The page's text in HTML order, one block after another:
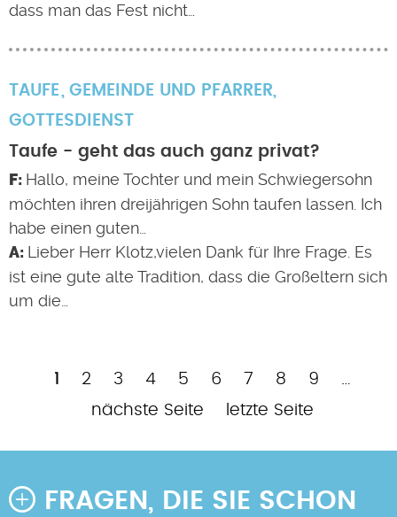
dass man das Fest nicht…
TAUFE GEMEINDE UND PFARRER,
GOTTESDIENST
Taufe - geht das auch ganz privat?
Hallo, meine Tochter und mein Schwiegersohn
möchten ihren dreijährigen Sohn taufen lassen. Ich
habe einen guten…
Lieber Herr Klotz,vielen Dank für Ihre Frage. Es
ist eine gute alte Tradition, dass die Großeltern sich
um die…
Seitennummerierung
Aktuelle
Seite
1 Page
2 Page
3 Page
4 Page
5 Page
6 Page
7 Page
8 Page
9
nächste Seite
Letzte
letzte Seite
FRAGEN, DIE SIE SCHON